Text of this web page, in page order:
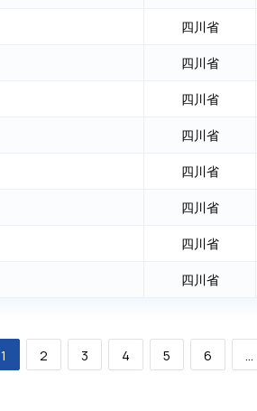
四川省
四川省
四川省
四川省
四川省
四川省
四川省
四川省
1 2 3 4 5 6 ...